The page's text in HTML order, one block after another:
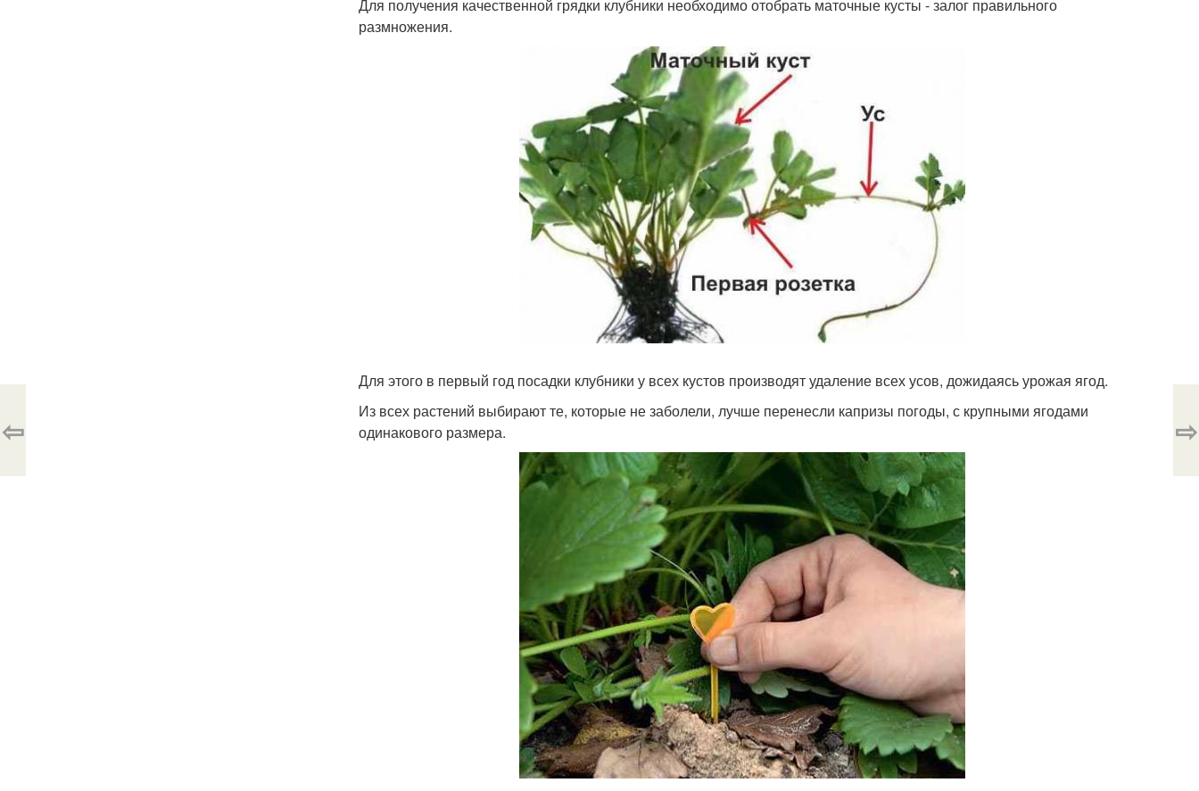
Для получения качественной грядки клубники необходимо отобрать маточные кусты - залог правильного
размножения.
Для этого в первый год посадки клубники у всех кустов производят удаление всех усов, дожидаясь урожая ягод.
Из всех растений выбирают те, которые не заболели, лучше перенесли капризы погоды, с крупными ягодами
одинакового размера.
⇦ ⇨